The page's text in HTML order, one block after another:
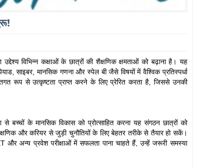
विभिन्न कक्षाओं के छात्रों की शैक्षणिक क्षमताओं को बढ़ाना है। यह
साइबर, मानसिक गणना और स्पेल बी जैसे विषयों में वैश्विक प्रतिस्पर्धा
रूप से उत्कृष्टता प्राप्त करने के लिए प्रेरित करता है, जिससे उनकी
बच्चों के मानसिक विकास को प्रोत्साहित करना यह संगठन छात्रों को
और करियर से जुड़ी चुनौतियों के लिए बेहतर तरीके से तैयार हो सकें।
और अन्य प्रवेश परीक्षाओं में सफलता पाना चाहते हैं, उन्हें जरूरी समस्या